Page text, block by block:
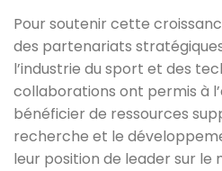
Pour soutenir cette
des partenariats
l’industrie du sport et des
collaborations ont permis à
bénéficier de ressources
recherche et le
leur position de leader sur le